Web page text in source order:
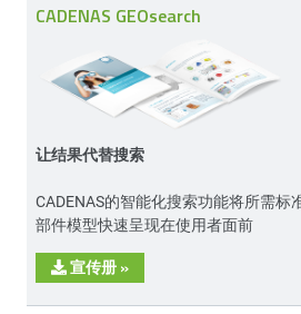
CADENAS GEOsearch
让结果代替搜索
CADENAS的智能化搜索功能将所需标
部件模型快速呈现在使用者面前
宣传册 »